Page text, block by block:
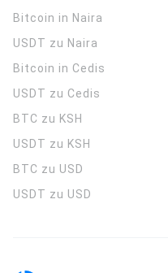
Bitcoin in Naira
USDT zu Naira
Bitcoin in Cedis
USDT zu Cedis
BTC zu KSH
USDT zu KSH
BTC zu USD
USDT zu USD